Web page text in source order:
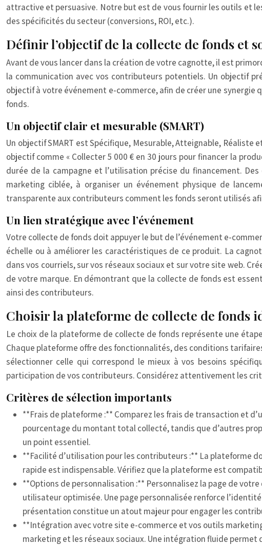
attractive et persuasive. Notre but est de vous fournir les outils et
des spécificités du secteur (conversions, ROI, etc.).
Définir l’objectif de la collecte de fonds et
Avant de vous lancer dans la création de votre cagnotte, il est
la communication avec vos contributeurs potentiels. Un objectif
objectif à votre événement e-commerce, afin de créer une synergie
fonds.
Un objectif clair et mesurable (SMART)
Un objectif SMART est Spécifique, Mesurable, Atteignable,
objectif comme « Collecter 5 000 € en 30 jours pour financer la
durée de la campagne et l’utilisation précise du financement.
marketing ciblée, à organiser un événement physique de
transparente aux contributeurs comment les fonds seront utilisés
Un lien stratégique avec l’événement
Votre collecte de fonds doit appuyer le but de l’événement e-
échelle ou à améliorer les caractéristiques de ce produit. La
dans vos courriels, sur vos réseaux sociaux et sur votre site web.
de votre marque. En démontrant que la collecte de fonds est
ainsi des contributeurs.
Choisir la plateforme de collecte de fonds
Le choix de la plateforme de collecte de fonds représente une
Chaque plateforme offre des fonctionnalités, des conditions
sélectionner celle qui correspond le mieux à vos besoins
participation de vos contributeurs. Considérez attentivement les
Critères de sélection importants
**Frais de plateforme :** Comparez les frais de transaction et
pourcentage du montant total collecté, tandis que d’autres
un point essentiel.
**Facilité d’utilisation pour les contributeurs :** La plateforme
rapide est indispensable. Vérifiez que la plateforme est
**Options de personnalisation :** Personnalisez la page de
utilisateur optimisée. Une page personnalisée renforce
présentation constitue un atout majeur pour engager les
**Intégration avec votre site e-commerce et vos outils
marketing et les réseaux sociaux. Une intégration fluide